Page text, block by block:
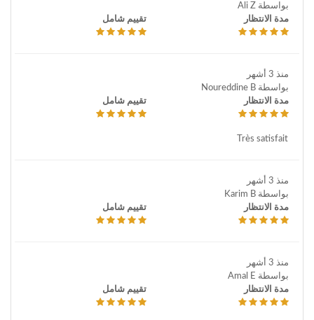
بواسطة Ali Z
مدة الانتظار
تقييم شامل
منذ 3 أشهر
بواسطة Noureddine B
مدة الانتظار
تقييم شامل
Très satisfait
منذ 3 أشهر
بواسطة Karim B
مدة الانتظار
تقييم شامل
منذ 3 أشهر
بواسطة Amal E
مدة الانتظار
تقييم شامل